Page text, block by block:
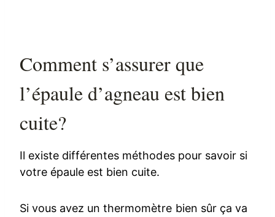
Comment s’assurer que
l’épaule d’agneau est bien
cuite?
Il existe différentes méthodes pour savoir si
votre épaule est bien cuite.
Si vous avez un thermomètre bien sûr ça va